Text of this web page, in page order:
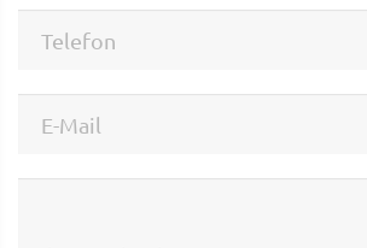
Telefon
E-Mail